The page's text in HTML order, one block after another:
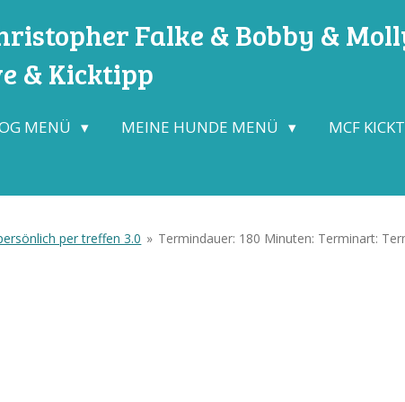
Falke & Bobby &
& Kicktipp
MENÜ MEINE HUNDE MENÜ MCF
per treffen 3.0 » Termindauer: 180 Minuten: Terminart: